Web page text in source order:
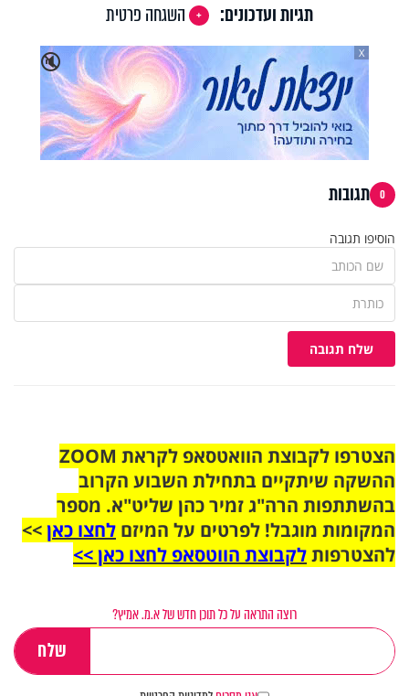
תגיות ועדכונים:
השגחה פרטית
🔇
X
0 תגובות
הוסיפו תגובה
שלח תגובה
הצטרפו לקבוצת הוואטסאפ לקראת ZOOM
ההשקה שיתקיים בתחילת השבוע הקרוב
בהשתתפות הרה"ג זמיר כהן שליט"א. מספר
המקומות מוגבל! לפרטים על המיזם לחצו כאן>>
להצטרפותלקבוצת הווטסאפ לחצו כאן >>
רוצה התראה על כל תוכן חדש של א.מ. אמיץ?